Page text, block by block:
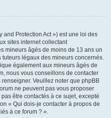
and Protection Act ») est une loi des
sites internet collectant
mineurs âgés de moins de 13 ans un
légaux des mineurs concernés.
également aux mineurs âgés de
nous vous conseillons de contacter
Veuillez noter que phpBB
ne peuvent pas vous proposer
être contactés à ce sujet, excepté
« Qui dois-je contacter à propos de
à ce forum ? ».